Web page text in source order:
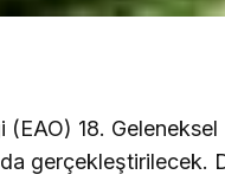
18.
gerçekleştirilecek.